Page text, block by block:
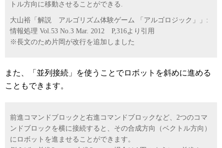
トル方向に移動させることができる.
大山裕「解説 アルゴリズム体験ゲーム 「アルゴロジック」」:
情報処理 Vol.53 No.3 Mar. 2012 P,316より引用
※長文のため片岡が改行を追加しました
また、「並列接続」を使うことでロボットを斜めに進める
こともできます。
前進コマンドブロックと右進コマンドブロックなど、2つのコマ
ンドブロックを横に接続すると、その合成方向（ベクトル方向）
にロボットを進ませることができます。